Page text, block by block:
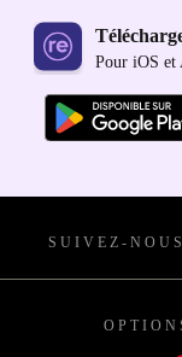
Pour iOS et
SUIVEZ-NOUS